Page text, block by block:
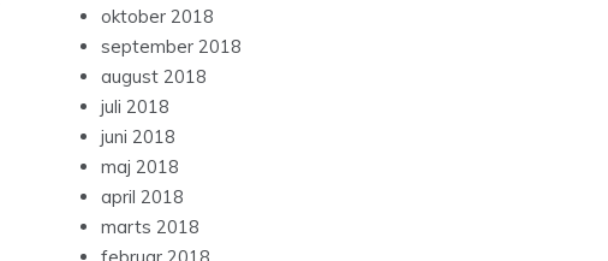
oktober 2018
september 2018
august 2018
juli 2018
juni 2018
maj 2018
april 2018
marts 2018